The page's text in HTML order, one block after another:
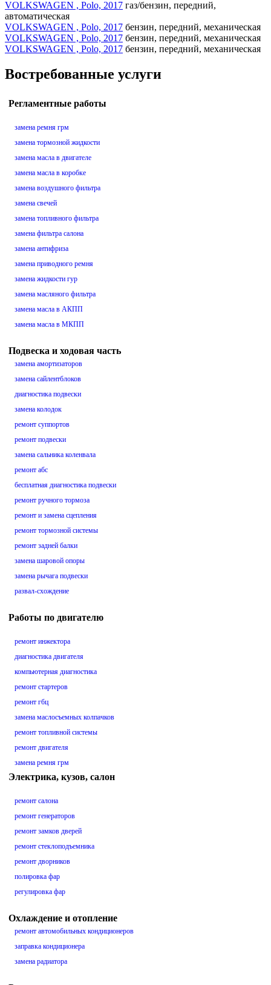
VOLKSWAGEN , Polo, 2017 газ/бензин, передний,
автоматическая
VOLKSWAGEN , Polo, 2017 бензин, передний, механическая
VOLKSWAGEN , Polo, 2017 бензин, передний, механическая
VOLKSWAGEN , Polo, 2017 бензин, передний, механическая
Востребованные услуги
Регламентные работы
замена ремня грм
замена тормозной жидкости
замена масла в двигателе
замена масла в коробке
замена воздушного фильтра
замена свечей
замена топливного фильтра
замена фильтра салона
замена антифриза
замена приводного ремня
замена жидкости гур
замена масляного фильтра
замена масла в АКПП
замена масла в МКПП
Подвеска и ходовая часть
замена амортизаторов
замена сайлентблоков
диагностика подвески
замена колодок
ремонт суппортов
ремонт подвески
замена сальника коленвала
ремонт абс
бесплатная диагностика подвески
ремонт ручного тормоза
ремонт и замена сцепления
ремонт тормозной системы
ремонт задней балки
замена шаровой опоры
замена рычага подвески
развал-схождение
Работы по двигателю
ремонт инжектора
диагностика двигателя
компьютерная диагностика
ремонт стартеров
ремонт гбц
замена маслосъемных колпачков
ремонт топливной системы
ремонт двигателя
замена ремня грм
Электрика, кузов, салон
ремонт салона
ремонт генераторов
ремонт замков дверей
ремонт стеклоподъемника
ремонт дворников
полировка фар
регулировка фар
Охлаждение и отопление
ремонт автомобильных кондиционеров
заправка кондиционера
замена радиатора